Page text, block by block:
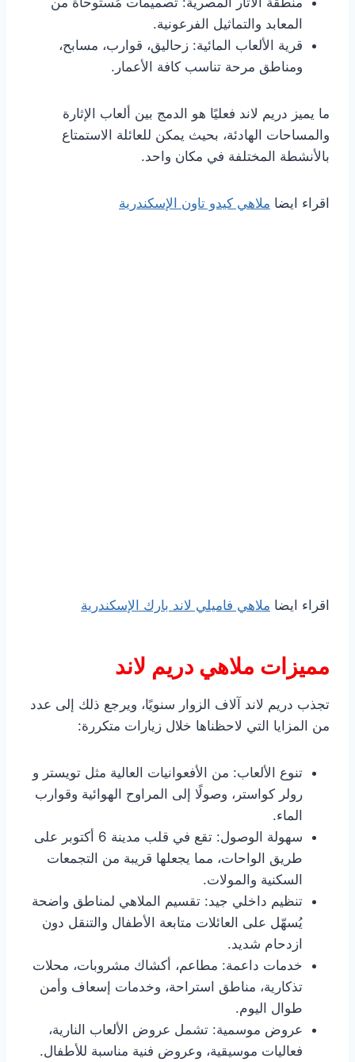
المعابد والتماثيل الفرعونية.
قرية الألعاب المائية: زحاليق، قوارب، مسابح،
ومناطق مرحة تناسب كافة الأعمار.
ما يميز دريم لاند فعليًا هو الدمج بين ألعاب الإثارة
والمساحات الهادئة، بحيث يمكن للعائلة الاستمتاع
بالأنشطة المختلفة في مكان واحد.
اقراء ايضا ملاهي كيدو تاون الإسكندرية
اقراء ايضا ملاهي فاميلي لاند بارك الإسكندرية
مميزات ملاهي دريم لاند
تجذب دريم لاند آلاف الزوار سنويًا، ويرجع ذلك إلى عدد
من المزايا التي لاحظناها خلال زيارات متكررة:
تنوع الألعاب: من الأفعوانيات العالية مثل تويستر و
رولر كواستر، وصولًا إلى المراوح الهوائية وقوارب
الماء.
سهولة الوصول: تقع في قلب مدينة 6 أكتوبر على
طريق الواحات، مما يجعلها قريبة من التجمعات
السكنية والمولات.
تنظيم داخلي جيد: تقسيم الملاهي لمناطق واضحة
يُسهّل على العائلات متابعة الأطفال والتنقل دون
ازدحام شديد.
خدمات داعمة: مطاعم، أكشاك مشروبات، محلات
تذكارية، مناطق استراحة، وخدمات إسعاف وأمن
طوال اليوم.
عروض موسمية: تشمل عروض الألعاب النارية،
فعاليات موسيقية، وعروض فنية مناسبة للأطفال.